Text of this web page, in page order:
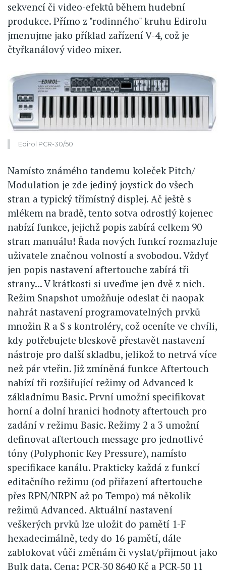
sekvencí či video-efektů během hudební
produkce. Přímo z "rodinného" kruhu Edirolu
jmenujme jako příklad zařízení V-4, což je
čtyřkanálový video mixer.
Edirol PCR-30/50
Namísto známého tandemu koleček Pitch/
Modulation je zde jediný joystick do všech
stran a typický třímístný displej. Ač ještě s
mlékem na bradě, tento sotva odrostlý kojenec
nabízí funkce, jejichž popis zabírá celkem 90
stran manuálu! Řada nových funkcí rozmazluje
uživatele značnou volností a svobodou. Vždyť
jen popis nastavení aftertouche zabírá tři
strany... V krátkosti si uveďme jen dvě z nich.
Režim Snapshot umožňuje odeslat či naopak
nahrát nastavení programovatelných prvků
množin R a S s kontroléry, což oceníte ve chvíli,
kdy potřebujete bleskově přestavět nastavení
nástroje pro další skladbu, jelikož to netrvá více
než pár vteřin. Již zmíněná funkce Aftertouch
nabízí tři rozšiřující režimy od Advanced k
základnímu Basic. První umožní specifikovat
horní a dolní hranici hodnoty aftertouch pro
zadání v režimu Basic. Režimy 2 a 3 umožní
definovat aftertouch message pro jednotlivé
tóny (Polyphonic Key Pressure), namísto
specifikace kanálu. Prakticky každá z funkcí
editačního režimu (od přiřazení aftertouche
přes RPN/NRPN až po Tempo) má několik
režimů Advanced. Aktuální nastavení
veškerých prvků lze uložit do pamětí 1-F
hexadecimálně, tedy do 16 pamětí, dále
zablokovat vůči změnám či vyslat/přijmout jako
Bulk data. Cena: PCR-30 8640 Kč a PCR-50 11